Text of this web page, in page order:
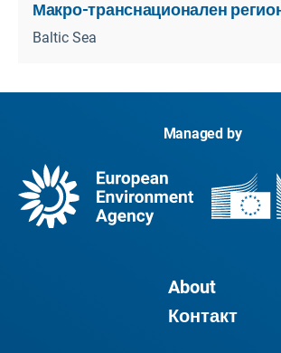
Макро-транснационален
Baltic Sea
Managed by
About
Контакт